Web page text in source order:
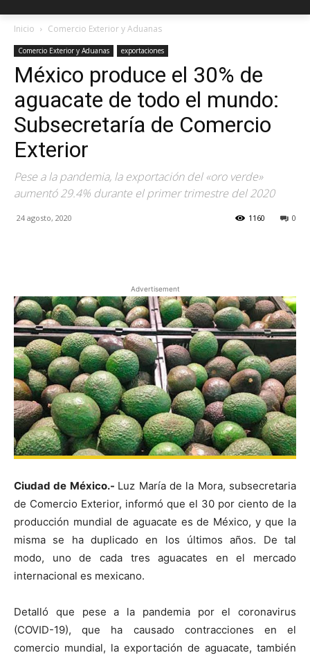
Inicio Comercio Exterior y Aduanas
Comercio Exterior y Aduanas exportaciones
México produce el 30% de
aguacate de todo el mundo:
Subsecretaría de Comercio
Exterior
Pese a la pandemia, la exportación del «oro verde»
aumentó 29.4% durante el primer trimestre del 2020
24 agosto, 2020 0
1160
Advertisement
Ciudad de México.- Luz María de la Mora, subsecretaria
de Comercio Exterior, informó que el 30 por ciento de la
producción mundial de aguacate es de México, y que la
misma se ha duplicado en los últimos años. De tal
modo, uno de cada tres aguacates en el mercado
internacional es mexicano.
Detalló que pese a la pandemia por el coronavirus
(COVID-19), que ha causado contracciones en el
comercio mundial, la exportación de aguacate, también